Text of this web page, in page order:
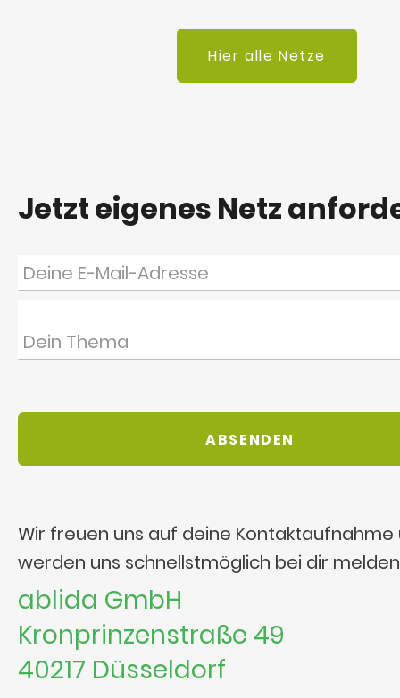
Hier alle Netze
Jetzt eigenes Netz
Wir freuen uns auf deine Kontaktaufnahme
werden uns schnellstmöglich bei dir
ablida GmbH
Kronprinzenstraße 49
40217 Düsseldorf